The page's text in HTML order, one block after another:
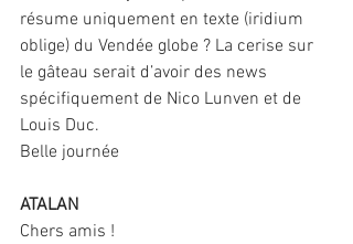
résume uniquement en texte (iridium
oblige) du Vendée globe ? La cerise sur
le gâteau serait d’avoir des news
spécifiquement de Nico Lunven et de
Louis Duc.
Belle journée
ATALAN
Chers amis !